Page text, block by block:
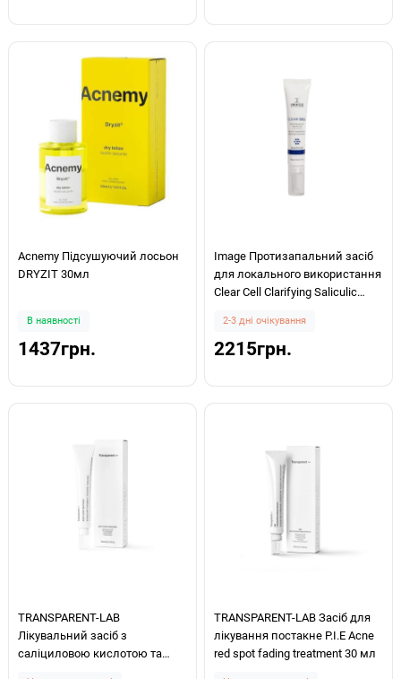
Acnemy Підсушуючий лосьон
DRYZIT 30мл
В наявності
1437грн.
Image Протизапальний засіб
для локального використання
Clear Cell Clarifying Saliculic
2-3 дні очікування
2215грн.
TRANSPARENT-LAB
Лікувальний засіб з
саліциловою кислотою та
TRANSPARENT-LAB Засіб для
лікування постакне P.I.E Acne
red spot fading treatment 30 мл